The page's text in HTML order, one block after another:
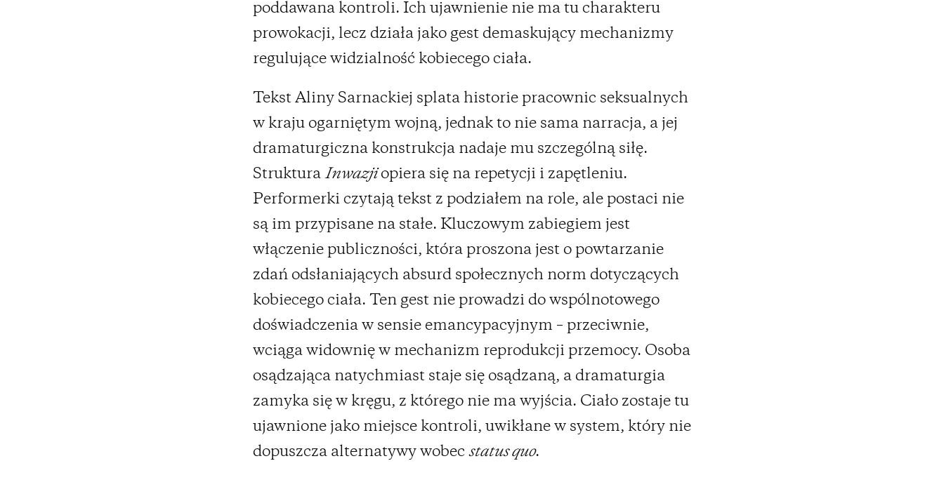
poddawana kontroli. Ich ujawnienie nie ma tu charakteru
prowokacji, lecz działa jako gest demaskujący mechanizmy
regulujące widzialność kobiecego ciała.
Tekst Aliny Sarnackiej splata historie pracownic seksualnych
w kraju ogarniętym wojną, jednak to nie sama narracja, a jej
dramaturgiczna konstrukcja nadaje mu szczególną siłę.
Struktura Inwazjiopiera się na repetycji i zapętleniu.
Performerki czytają tekst z podziałem na role, ale postaci nie
są im przypisane na stałe. Kluczowym zabiegiem jest
włączenie publiczności, która proszona jest o powtarzanie
zdań odsłaniających absurd społecznych norm dotyczących
kobiecego ciała. Ten gest nie prowadzi do wspólnotowego
doświadczenia w sensie emancypacyjnym – przeciwnie,
wciąga widownię w mechanizm reprodukcji przemocy. Osoba
osądzająca natychmiast staje się osądzaną, a dramaturgia
zamyka się w kręgu, z którego nie ma wyjścia. Ciało zostaje tu
ujawnione jako miejsce kontroli, uwikłane w system, który nie
dopuszcza alternatywy wobec status quo.